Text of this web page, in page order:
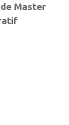
Master